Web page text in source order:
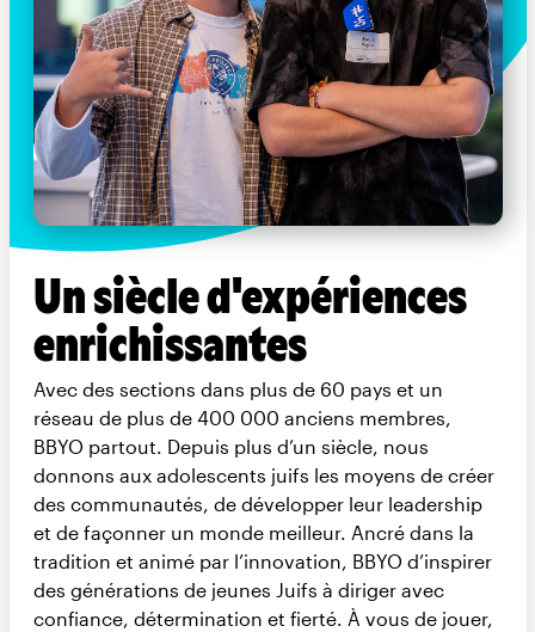
Un siècle d'expériences
enrichissantes
Avec des sections dans plus de 60 pays et un
réseau de plus de 400 000 anciens membres,
BBYO partout. Depuis plus d’un siècle, nous
donnons aux adolescents juifs les moyens de créer
des communautés, de développer leur leadership
et de façonner un monde meilleur. Ancré dans la
tradition et animé par l’innovation, BBYO d’inspirer
des générations de jeunes Juifs à diriger avec
confiance, détermination et fierté. À vous de jouer,